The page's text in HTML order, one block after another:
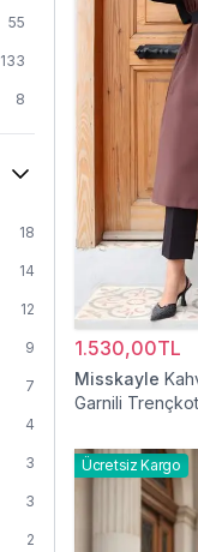
55
133
8
152
19
18
14
12
9
7
4
3
3
2
1.530,00TL
Misskayle
Garnili Trençkot
Ücretsiz Kargo